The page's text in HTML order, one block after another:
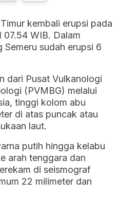
kembali erupsi pada
WIB. Dalam
Semeru sudah erupsi 6
dari Pusat Vulkanologi
(PVMBG) melalui
tinggi kolom abu
di atas puncak atau
laut.
putih hingga kelabu
arah tenggara dan
di seismograf
22 milimeter dan